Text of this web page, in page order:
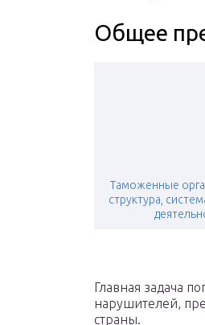
Общее
Таможенные
структура,
Главная задача
нарушителей,
страны.